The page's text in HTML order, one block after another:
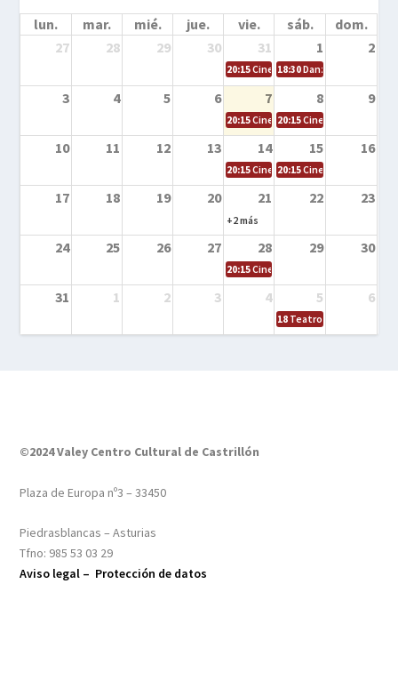
lun. mar. mié. jue. vie. sáb.
dom.
27
28 29 30 31 1 2
20:15Cine en la calle – Cómo
18:30Danza – Cita en el
3 4 5 6 7 8 9
20:15Cine en la calle – El niño y la
20:15Cine en la calle –
10 11 12 13 14 15 16
20:15Cine en la calle – Tortugas
20:15Cine en la calle –
17 18 19 20 21 22 23
+2 más
24 25 26 27 28 29 30
20:15Cine en el calle – Tintín y el
31 1 2 3 4 5 6
18 Teatro – Tres
©2024 Valey Centro Cultural de Castrillón
Plaza de Europa nº3 – 33450
Piedrasblancas – Asturias
Tfno: 985 53 03 29
Aviso legal – Protección de datos